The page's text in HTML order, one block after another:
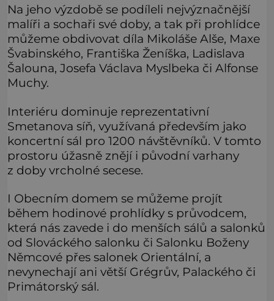
Na jeho výzdobě se podíleli nejvýznačnější
malíři a sochaři své doby, a tak při prohlídce
můžeme obdivovat díla Mikoláše Alše, Maxe
Švabinského, Františka Ženíška, Ladislava
Šalouna, Josefa Václava Myslbeka či Alfonse
Muchy.
Interiéru dominuje reprezentativní
Smetanova síň, využívaná především jako
koncertní sál pro 1200 návštěvníků. V tomto
prostoru úžasně znějí i původní varhany
z doby vrcholné secese.
I Obecním domem se můžeme projít
během hodinové prohlídky s průvodcem,
která nás zavede i do menších sálů a salonků
od Slováckého salonku či Salonku Boženy
Němcové přes salonek Orientální, a
nevynechají ani větší Grégrův, Palackého či
Primátorský sál.